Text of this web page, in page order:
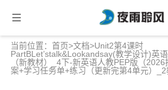
当前位置： 首页>文档>Unit2第4课时
PartBLet’stalk&Lookandsay(教学设计)英
（新教材）_4下-新英语人教PEP版（
案+学习任务单+练习（更新完第4单元）_2